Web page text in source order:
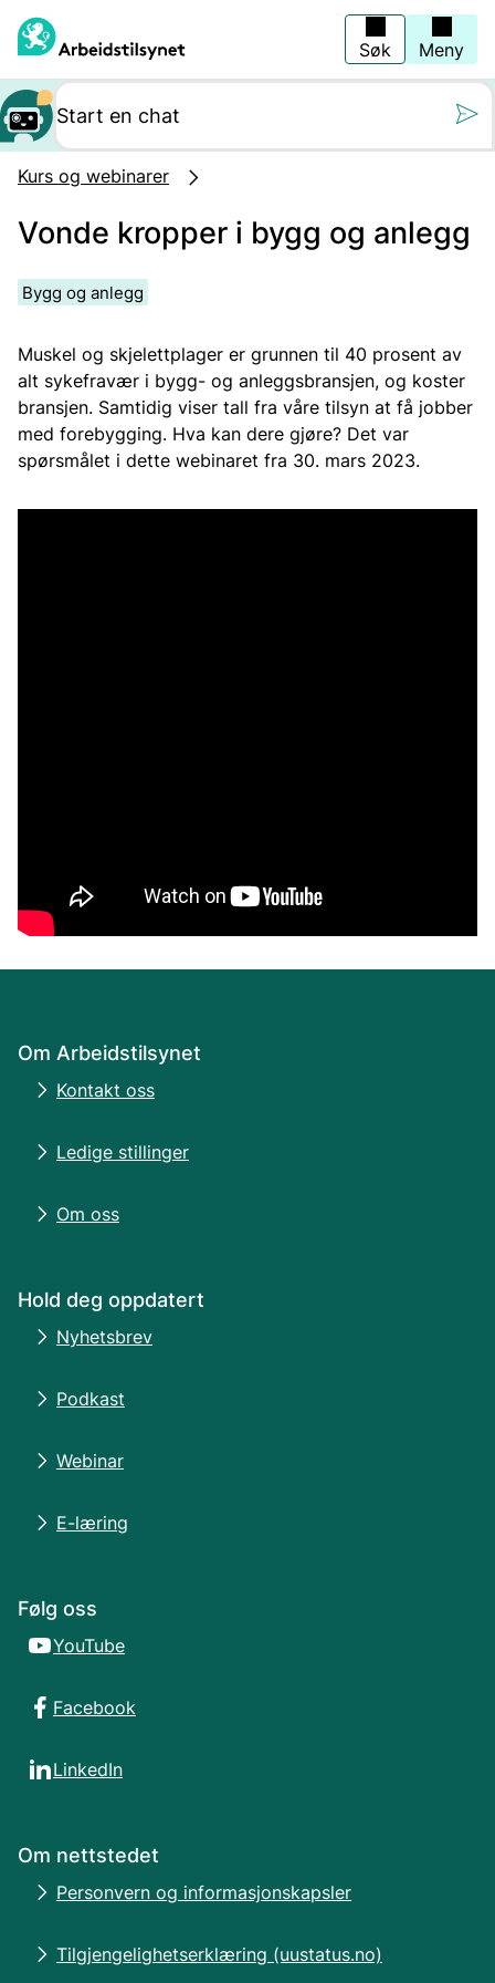
hovedinnhold
Søk Meny
Kurs og webinarer
Vonde kropper i bygg og anlegg
Bygg og anlegg
Muskel og skjelettplager er grunnen til 40 prosent av
alt sykefravær i bygg- og anleggsbransjen, og koster
bransjen. Samtidig viser tall fra våre tilsyn at få jobber
med forebygging. Hva kan dere gjøre? Det var
spørsmålet i dette webinaret fra 30. mars 2023.
Om Arbeidstilsynet
Kontakt oss
Ledige stillinger
Om oss
Hold deg oppdatert
Nyhetsbrev
Podkast
Webinar
E-læring
Følg oss
YouTube
Facebook
LinkedIn
Om nettstedet
Personvern og informasjonskapsler
Tilgjengelighetserklæring (uustatus.no)